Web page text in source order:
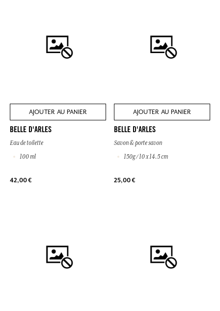
AJOUTER AU PANIER
BELLE D'ARLES
Eau de toilette
100 ml
42,00 €
AJOUTER AU PANIER
BELLE D'ARLES
Savon & porte savon
150g / 10 x 14.5 cm
25,00 €